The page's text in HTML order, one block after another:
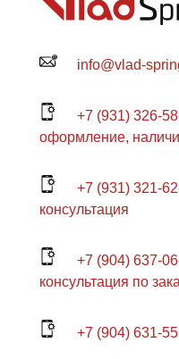
info@vlad-
+7 (931) 326-
оформление,
+7 (931) 321-
консультация
+7 (904) 637-
консультация по
+7 (904) 631-